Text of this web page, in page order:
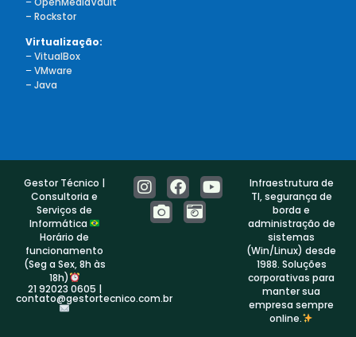
– Rockstor
Virtualização:
–VitualBox
–VMware
– Java
Gestor Técnico |
Consultoria e
Serviços de
Informática
Horário de
funcionamento
(Seg a Sex, 8h às
18h)
21 92023 0605 |
contato@gestortecnico.com.br
Infraestrutura de
TI, segurança de
borda e
administração de
sistemas
(Win/Linux) desde
1988. Soluções
corporativas para
manter sua
empresa sempre
online.